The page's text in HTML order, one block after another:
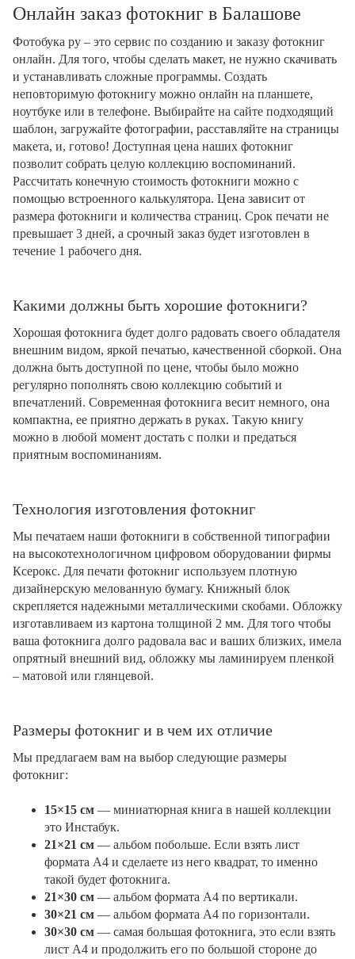
Онлайн заказ фотокниг в Балашове
Фотобука ру – это сервис по созданию и заказу фотокниг
онлайн. Для того, чтобы сделать макет, не нужно скачивать
и устанавливать сложные программы. Создать
неповторимую фотокнигу можно онлайн на планшете,
ноутбуке или в телефоне. Выбирайте на сайте подходящий
шаблон, загружайте фотографии, расставляйте на страницы
макета, и, готово! Доступная цена наших фотокниг
позволит собрать целую коллекцию воспоминаний.
Рассчитать конечную стоимость фотокниги можно с
помощью встроенного калькулятора. Цена зависит от
размера фотокниги и количества страниц. Срок печати не
превышает 3 дней, а срочный заказ будет изготовлен в
течение 1 рабочего дня.
Какими должны быть хорошие фотокниги?
Хорошая фотокнига будет долго радовать своего обладателя
внешним видом, яркой печатью, качественной сборкой. Она
должна быть доступной по цене, чтобы было можно
регулярно пополнять свою коллекцию событий и
впечатлений. Современная фотокнига весит немного, она
компактна, ее приятно держать в руках. Такую книгу
можно в любой момент достать с полки и предаться
приятным воспоминаниям.
Технология изготовления фотокниг
Мы печатаем наши фотокниги в собственной типографии
на высокотехнологичном цифровом оборудовании фирмы
Ксерокс. Для печати фотокниг используем плотную
дизайнерскую мелованную бумагу. Книжный блок
скрепляется надежными металлическими скобами. Обложку
изготавливаем из картона толщиной 2 мм. Для того чтобы
ваша фотокнига долго радовала вас и ваших близких, имела
опрятный внешний вид, обложку мы ламинируем пленкой
– матовой или глянцевой.
Размеры фотокниг и в чем их отличие
Мы предлагаем вам на выбор следующие размеры
фотокниг:
15×15 см — миниатюрная книга в нашей коллекции
это Инстабук.
21×21 см — альбом побольше. Если взять лист
формата А4 и сделаете из него квадрат, то именно
такой будет фотокнига.
21×30 см — альбом формата А4 по вертикали.
30×21 см — альбом формата А4 по горизонтали.
30×30 см — самая большая фотокнига, это если взять
лист А4 и продолжить его по большой стороне до